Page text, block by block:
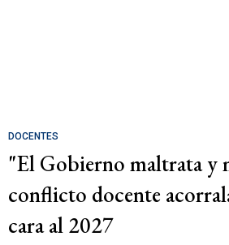
DOCENTES
"El Gobierno maltrata y
conflicto docente
cara al 2027